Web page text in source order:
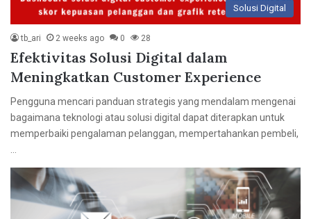
Solusi Digital
tb_ari 2 weeks ago 0 28
Efektivitas Solusi Digital dalam
Meningkatkan Customer Experience
Pengguna mencari panduan strategis yang mendalam mengenai
bagaimana teknologi atau solusi digital dapat diterapkan untuk
memperbaiki pengalaman pelanggan, mempertahankan pembeli,
…